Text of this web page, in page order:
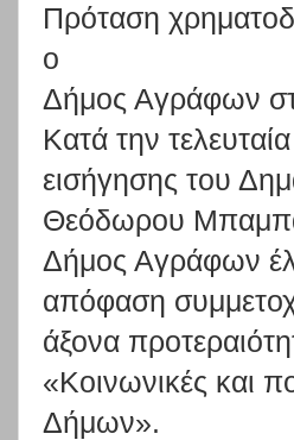
Πρόταση
ο
Δήμος Αγράφων
Κατά την τελευταία
εισήγησης του
Θεόδωρου
Δήμος Αγράφων
απόφαση
άξονα
«Κοινωνικές και
Δήμων».